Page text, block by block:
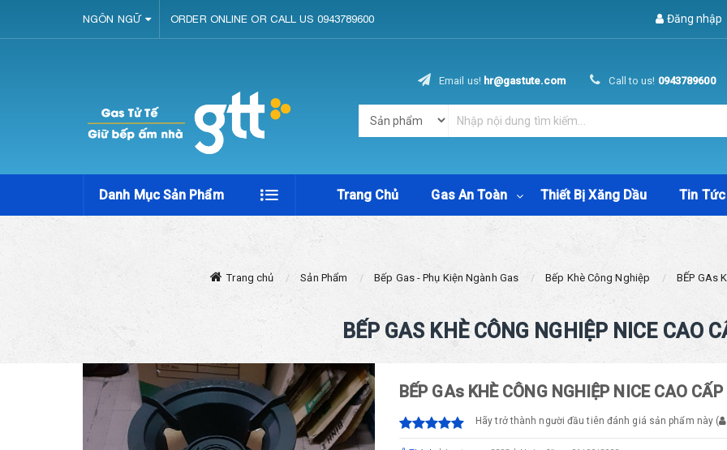
NGÔN NGỮ ORDER ONLINE OR CALL US 0943789600 Đăng nhập
Email us! hr@gastute.com Call to us! 0943789600
Danh Mục Sản Phẩm Trang Chủ Gas An Toàn Thiết Bị Xăng Dầu Tin Tức
Trang chủ Sản Phẩm Bếp Gas - Phụ Kiện Ngành Gas Bếp Khè Công Nghiệp BẾP GAs
BẾP GAS KHÈ CÔNG NGHIỆP NICE CAO
BẾP GAs KHÈ CÔNG NGHIỆP NICE CAO CẤP
Hãy trở thành người đầu tiên đánh giá sản phẩm này (